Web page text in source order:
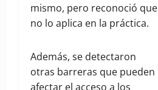
mismo, pero reconoció que
no lo aplica en la práctica.
Además, se detectaron
otras barreras que pueden
afectar el acceso a los